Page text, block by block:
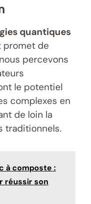
quantiques
promet de
percevons
le potentiel
complexes en
de loin la
traditionnels.
à composte :
réussir son